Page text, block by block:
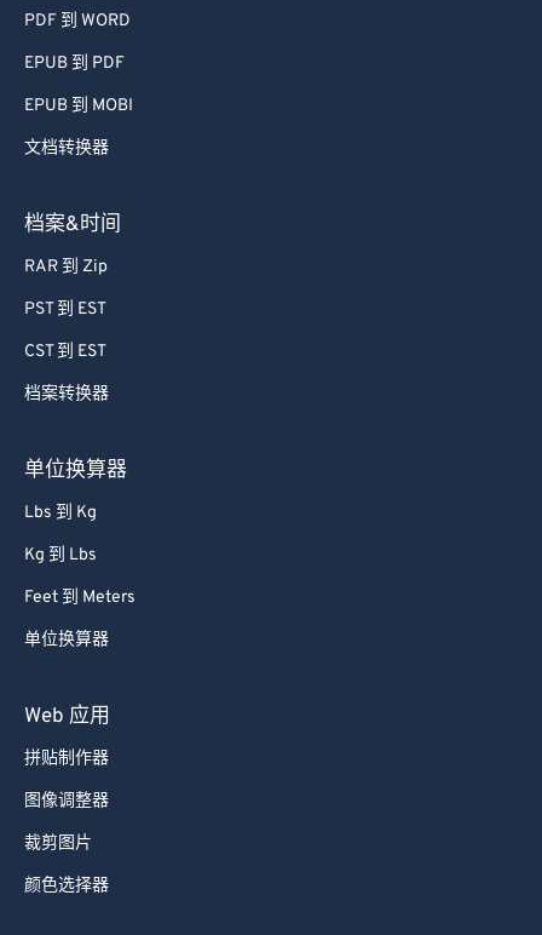
PDF 到 WORD
EPUB 到 PDF
EPUB 到 MOBI
文档转换器
档案&时间
RAR 到 Zip
PST 到 EST
CST 到 EST
档案转换器
单位换算器
Lbs 到 Kg
Kg 到 Lbs
Feet 到 Meters
单位换算器
Web 应用
拼贴制作器
图像调整器
裁剪图片
颜色选择器